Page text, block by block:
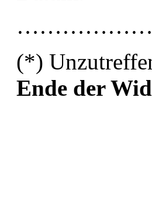
(*)
Ende der